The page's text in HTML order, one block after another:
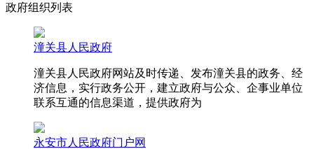
政府组织列表
潼关县人民政府
潼关县人民政府网站及时传递、发布潼关县的政务、经
济信息，实行政务公开，建立政府与公众、企事业单位
联系互通的信息渠道，提供政府为
永安市人民政府门户网